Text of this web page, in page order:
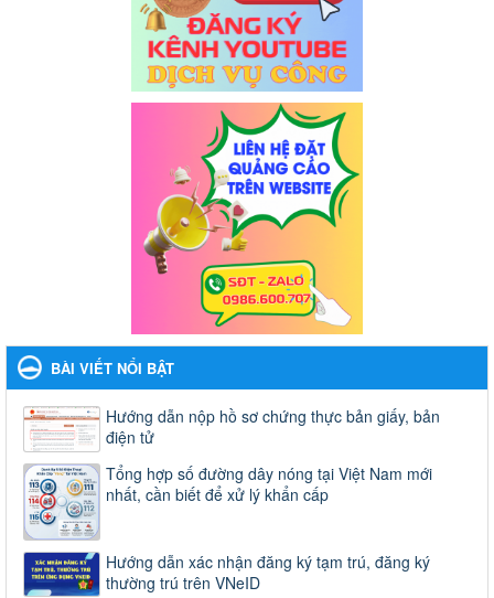
BÀI VIẾT NỔI BẬT
Hướng dẫn nộp hồ sơ chứng thực bản giấy, bản
điện tử
Tổng hợp số đường dây nóng tại Việt Nam mới
nhất, cần biết để xử lý khẩn cấp
Hướng dẫn xác nhận đăng ký tạm trú, đăng ký
thường trú trên VNeID